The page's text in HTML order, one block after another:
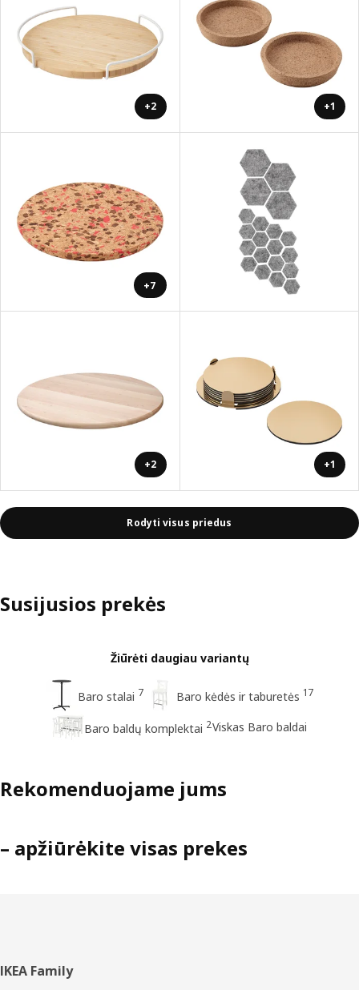
+2 +1
+7
+2 +1
Rodyti visus priedus
Susijusios prekės
Žiūrėti daugiau variantų
Baro stalai 7 Baro kėdės ir taburetės 17
Baro baldų komplektai 2Viskas Baro baldai
Rekomenduojame jums
– apžiūrėkite visas prekes
Poraštė
IKEA Family